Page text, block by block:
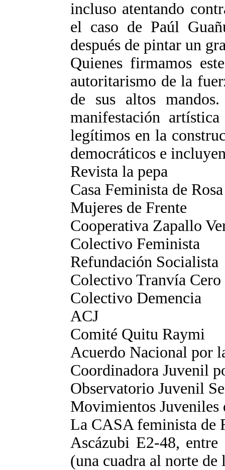
incluso atentando
el caso de Paúl
después de pintar un
Quienes firmamos
autoritarismo de la
de sus altos
manifestación
legítimos en la
democráticos e
Revista la pepa
Casa Feminista de Rosa
Mujeres de Frente
Cooperativa Zapallo
Colectivo Feminista
Refundación Socialista
Colectivo Tranvía Cero
Colectivo Demencia
ACJ
Comité Quitu Raymi
Acuerdo Nacional por
Coordinadora Juvenil
Observatorio Juvenil
Movimientos Juveniles
La CASA feminista de
Ascázubi E2-48,
(una cuadra al norte